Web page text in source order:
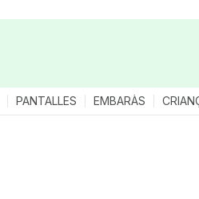
PANTALLES EMBARÀS